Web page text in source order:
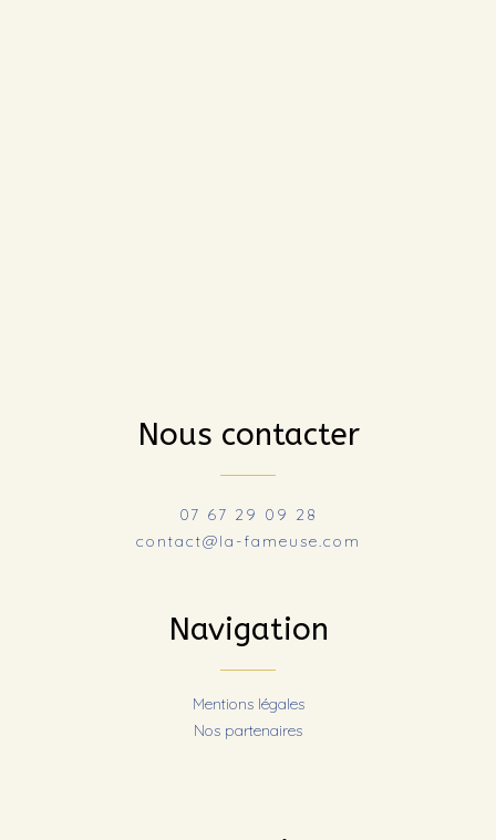
Nous contacter
07 67 29 09 28
contact@la-fameuse.com
Navigation
Mentions légales
Nos partenaires